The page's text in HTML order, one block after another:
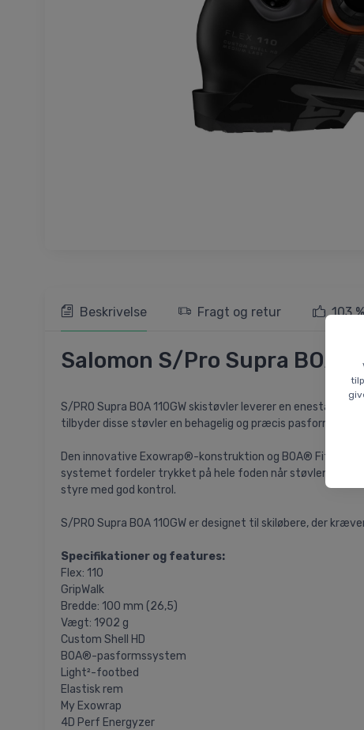
Beskrivelse Fragt og retur 103
Salomon S/Pro Supra BOA
S/PRO Supra BOA 110GW skistøvler leverer en
tilbyder disse støvler en behagelig og præcis pasform, der
Den innovative Exowrap®-konstruktion og BOA® Fit-
systemet fordeler trykket på hele foden når støvlen
styre med god kontrol.
S/PRO Supra BOA 110GW er designet til skiløbere, der
Specifikationer og features:
Flex: 110
GripWalk
Bredde: 100 mm (26,5)
Vægt: 1902 g
Custom Shell HD
BOA®-pasformssystem
Light²-footbed
Elastisk rem
My Exowrap
4D Perf Energyzer